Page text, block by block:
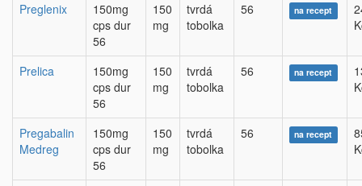
Preglenix
150mg
cps dur
56
150
mg
tvrdá
tobolka
56 na recept
Prelica
150mg
cps dur
56
150
mg
tvrdá
tobolka
56 na recept
Pregabalin
Medreg
150mg
cps dur
56
150
mg
tvrdá
tobolka
56 na recept